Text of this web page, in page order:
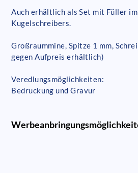
Auch erhältlich als Set mit Füller
Kugelschreibers.
Großraummine, Spitze 1 mm,
gegen Aufpreis erhältlich)
Veredlungsmöglichkeiten:
Bedruckung und Gravur